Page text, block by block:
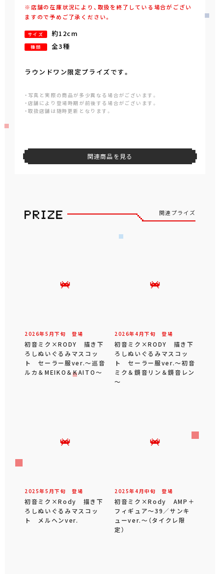
※店舗の在庫状況により、取扱を終了している場合がござい
ますので予めご了承ください。
サイズ 約12cm
種類 全3種
ラウンドワン限定プライズです。
・写真と実際の商品が多少異なる場合がございます。
・店舗により登場時期が前後する場合がございます。
・取扱店舗は随時更新となります。
関連商品を見る
関連プライズ
2026年5 月下旬 登場
初音ミク×RODY 描き下
ろしぬいぐるみマスコッ
ト セーラー服ver.～巡音
ルカ＆MEIKO＆KAITO～
2026年4 月下旬 登場
初音ミク×RODY 描き下
ろしぬいぐるみマスコッ
ト セーラー服ver.～初音
ミク＆鏡音リン＆鏡音レン
～
2025年5 月下旬 登場
初音ミク×Rody 描き下
ろしぬいぐるみマスコッ
ト メルヘンver.
2025年4 月中旬 登場
初音ミク×Rody AMP＋
フィギュア～39／サンキ
ューver.～（タイクレ限
定）